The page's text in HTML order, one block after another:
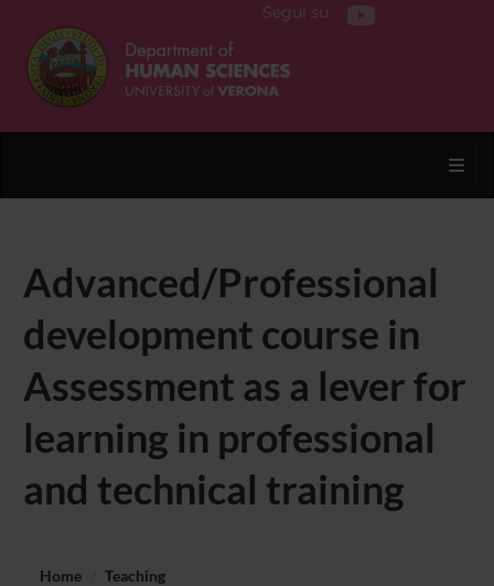
Segui su
Advanced/Professional
development course in
Assessment as a lever for
learning in professional
and technical training
Home
Teaching